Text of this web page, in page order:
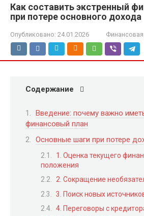
Как составить экстренный
при потере основного дохода
Опубликовано: 24.01.2026
Содержание
Введение: почему важно
финансовый план
Основные шаги при потере
1. Оценка текущего
положения
2. Сокращение
3. Поиск новых
4. Переговоры с